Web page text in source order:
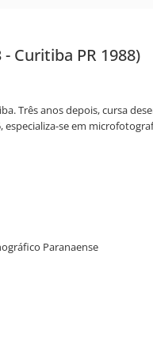
Curitiba PR 1988)
Três anos depois, cursa
especializa-se em
Paranaense